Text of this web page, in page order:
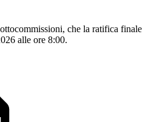
che la ratifica finale
alle ore 8:00.